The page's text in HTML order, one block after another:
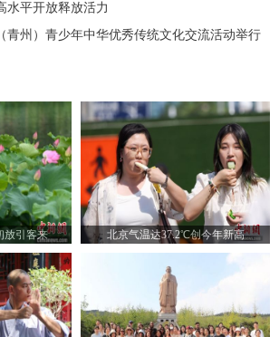
水平开放释放活力
青州）青少年中华优秀传统文化交流活动举行
放引客来 北京气温达37.2℃创今年新高